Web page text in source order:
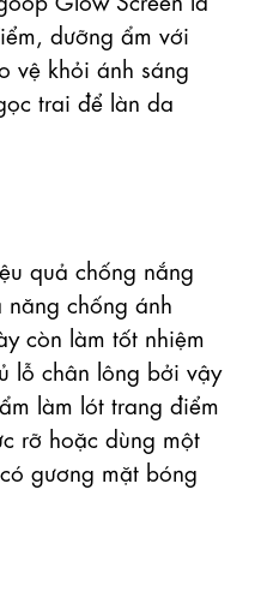
dưỡng ẩm với
vệ khỏi ánh sáng
trai để làn da
quả chống nắng
chống ánh
còn làm tốt nhiệm
lỗ chân lông bởi vậy
làm lót trang điểm
rỡ hoặc dùng một
gương mặt bóng